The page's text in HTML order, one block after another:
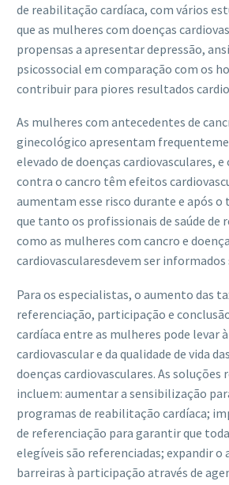
de reabilitação cardíaca, com vários
que as mulheres com doenças
propensas a apresentar depressão,
psicossocial em comparação com os
contribuir para piores resultados
As mulheres com antecedentes de
ginecológico apresentam
elevado de doenças cardiovasculares,
contra o cancro têm efeitos
aumentam esse risco durante e após
que tanto os profissionais de saúde de
como as mulheres com cancro e
cardiovascularesdevem ser informados
Para os especialistas, o aumento das
referenciação, participação e
cardíaca entre as mulheres pode levar
cardiovascular e da qualidade de vida
doenças cardiovasculares. As soluções
incluem: aumentar a sensibilização
programas de reabilitação cardíaca;
de referenciação para garantir que
elegíveis são referenciadas; expandir o
barreiras à participação através de